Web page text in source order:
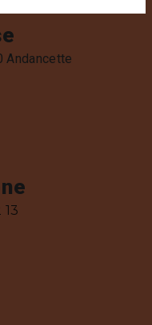
Andancette
13